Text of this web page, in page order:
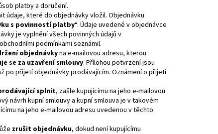
platby a doručení.
údaje, které do objednávky vložil. Objednávku
s povinností platby“. Údaje uvedené v objednávce
je vyplnění všech povinných údajů v
podmínkami seznámil.
objednávkyna e-mailovou adresu, kterou
se za uzavření smlouvy. Přílohou potvrzení jsou
po přijetí objednávky prodávajícím. Oznámení o přijetí
splnit, zašle kupujícímu na jeho e-mailovou
návrh kupní smlouvy a kupní smlouva je v takovém
na jeho e-mailovou adresu uvedenou v těchto
zrušit objednávku, dokud není kupujícímu